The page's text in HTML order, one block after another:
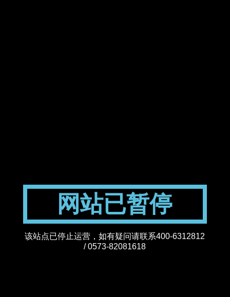
网站已暂停
该站点已停止运营，如有疑问请联系400-6312812
/ 0573-82081618